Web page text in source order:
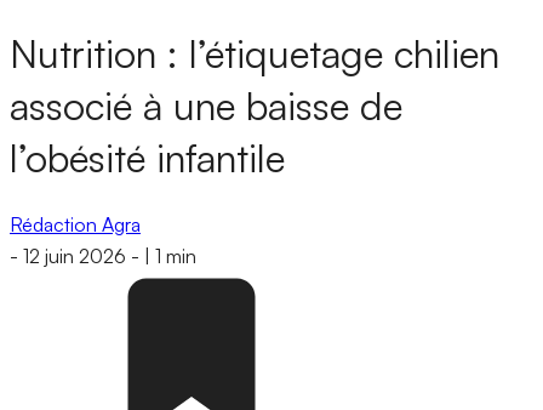
Nutrition : l’étiquetage chilien
associé à une baisse de
l’obésité infantile
Rédaction Agra
- 12 juin 2026 - 1 min